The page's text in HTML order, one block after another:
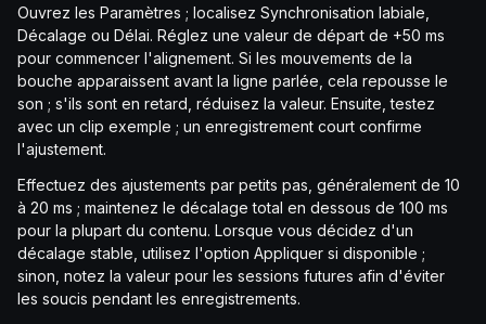
Ouvrez les Paramètres ; localisez Synchronisation labiale,
Décalage ou Délai. Réglez une valeur de départ de +50 ms
pour commencer l'alignement. Si les mouvements de la
bouche apparaissent avant la ligne parlée, cela repousse le
son ; s'ils sont en retard, réduisez la valeur. Ensuite, testez
avec un clip exemple ; un enregistrement court confirme
l'ajustement.
Effectuez des ajustements par petits pas, généralement de 10
à 20 ms ; maintenez le décalage total en dessous de 100 ms
pour la plupart du contenu. Lorsque vous décidez d'un
décalage stable, utilisez l'option Appliquer si disponible ;
sinon, notez la valeur pour les sessions futures afin d'éviter
les soucis pendant les enregistrements.